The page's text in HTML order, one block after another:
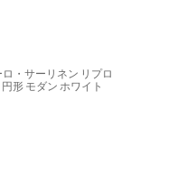
ロ・サーリネン リプロ
形 モダン ホワイト